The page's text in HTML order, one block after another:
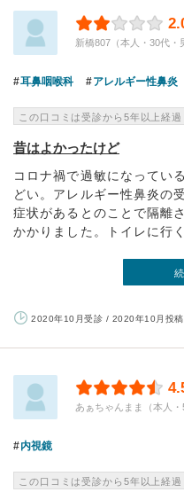
新橋807（本人・30代・
耳鼻咽喉科 アレルギー性鼻炎
この口コミは受診から5年以上経過
昔はよかったけど
コロナ禍で過敏になってい
どい。アレルギー性鼻炎の
症状があるとのことで隔離
かかりました。トイレに行
2020年10月受診 / 2020年10月投稿
あぁちゃんまま（本人
内視鏡
この口コミは受診から5年以上経過